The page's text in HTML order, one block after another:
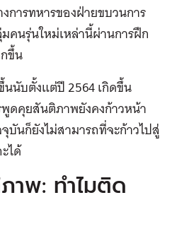
การทหารของฝ่ายขบวนการ
คนรุ่นใหม่เหล่านี้ผ่านการฝึก
ขึ้น
นับตั้งแต่ปี 2564 เกิดขึ้น
ดคุยสันติภาพยังคงก้าวหน้า
นก็ยังไม่สามารถที่จะก้าวไปสู่
ได้
าพ: ทำไมติด